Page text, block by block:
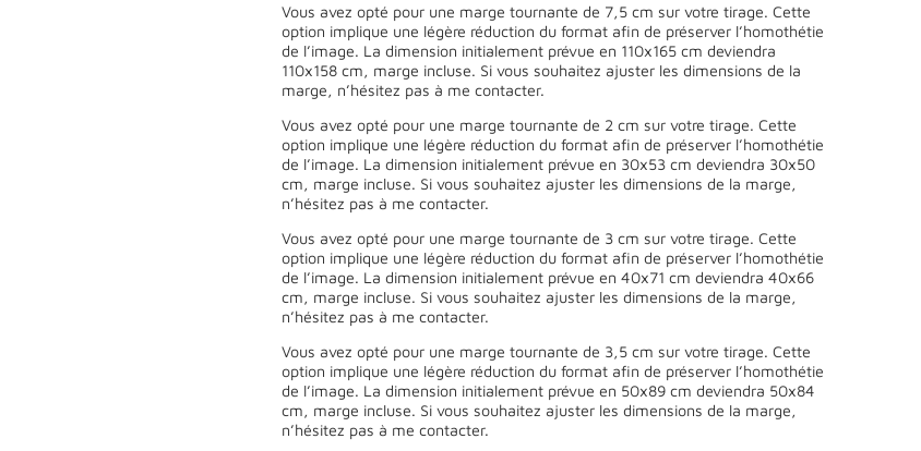
Vous avez opté pour une marge tournante de 7,5 cm sur votre tirage. Cette
option implique une légère réduction du format afin de préserver l’homothétie
de l’image. La dimension initialement prévue en 110x165 cm deviendra
110x158 cm, marge incluse. Si vous souhaitez ajuster les dimensions de la
marge, n’hésitez pas à me contacter.
Vous avez opté pour une marge tournante de 2 cm sur votre tirage. Cette
option implique une légère réduction du format afin de préserver l’homothétie
de l’image. La dimension initialement prévue en 30x53 cm deviendra 30x50
cm, marge incluse. Si vous souhaitez ajuster les dimensions de la marge,
n’hésitez pas à me contacter.
Vous avez opté pour une marge tournante de 3 cm sur votre tirage. Cette
option implique une légère réduction du format afin de préserver l’homothétie
de l’image. La dimension initialement prévue en 40x71 cm deviendra 40x66
cm, marge incluse. Si vous souhaitez ajuster les dimensions de la marge,
n’hésitez pas à me contacter.
Vous avez opté pour une marge tournante de 3,5 cm sur votre tirage. Cette
option implique une légère réduction du format afin de préserver l’homothétie
de l’image. La dimension initialement prévue en 50x89 cm deviendra 50x84
cm, marge incluse. Si vous souhaitez ajuster les dimensions de la marge,
n’hésitez pas à me contacter.